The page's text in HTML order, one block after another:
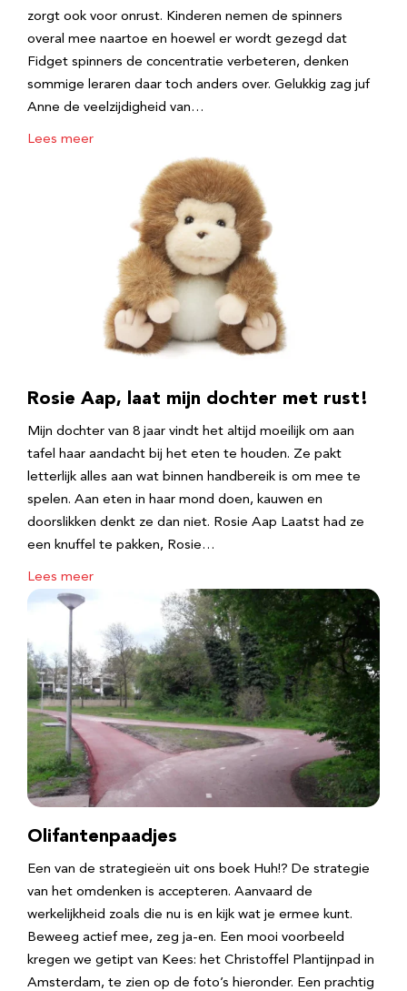
zorgt ook voor onrust. Kinderen nemen de spinners
overal mee naartoe en hoewel er wordt gezegd dat
Fidget spinners de concentratie verbeteren, denken
sommige leraren daar toch anders over. Gelukkig zag juf
Anne de veelzijdigheid van…
Lees meer
Rosie Aap, laat mijn dochter met rust!
Mijn dochter van 8 jaar vindt het altijd moeilijk om aan
tafel haar aandacht bij het eten te houden. Ze pakt
letterlijk alles aan wat binnen handbereik is om mee te
spelen. Aan eten in haar mond doen, kauwen en
doorslikken denkt ze dan niet. Rosie Aap Laatst had ze
een knuffel te pakken, Rosie…
Lees meer
Olifantenpaadjes
Een van de strategieën uit ons boek Huh!? De strategie
van het omdenken is accepteren. Aanvaard de
werkelijkheid zoals die nu is en kijk wat je ermee kunt.
Beweeg actief mee, zeg ja-en. Een mooi voorbeeld
kregen we getipt van Kees: het Christoffel Plantijnpad in
Amsterdam, te zien op de foto’s hieronder. Een prachtig